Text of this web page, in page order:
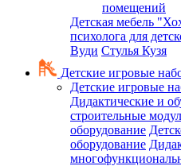
помещений
Детская мебель
психолога для
Вуди Стулья Кузя
Детские игровые
Детские игровые
Дидактические и
строительные
оборудование
оборудование